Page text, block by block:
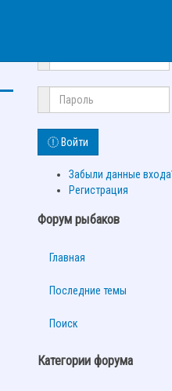
Войти
Забыли данные
Регистрация
Форум рыбаков
Главная
Последние темы
Поиск
Категории форума